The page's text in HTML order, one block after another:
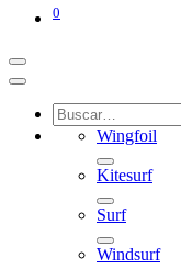
0
Wingfoil
Kitesurf
Surf
Windsurf